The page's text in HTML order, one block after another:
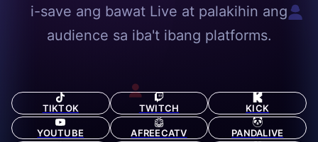
i-save ang bawat Live at palakihin ang
audience sa iba't ibang platforms.
TIKTOK TWITCH KICK
YOUTUBE AFREECATV PANDALIVE